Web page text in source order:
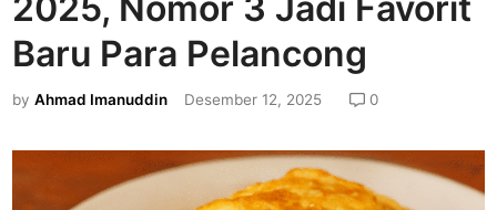
d
n
Baru Para Pelancong
byAhmad Imanuddin Desember 12, 2025 0